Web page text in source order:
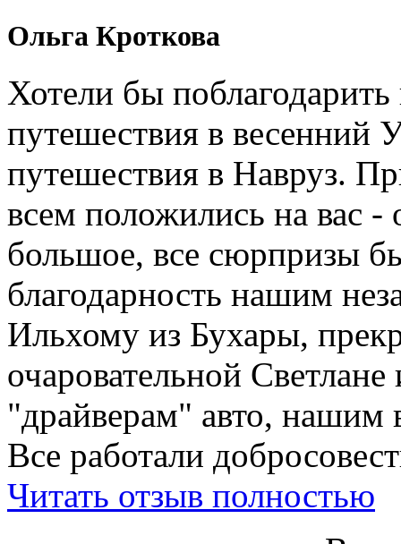
Ольга Кроткова
Хотели бы
путешествия в весенний
путешествия в Навруз.
всем положились на вас -
большое, все сюрпризы
благодарность нашим
Ильхому из Бухары,
очаровательной
"драйверам" авто, нашим
Все работали
Читать отзыв полностью